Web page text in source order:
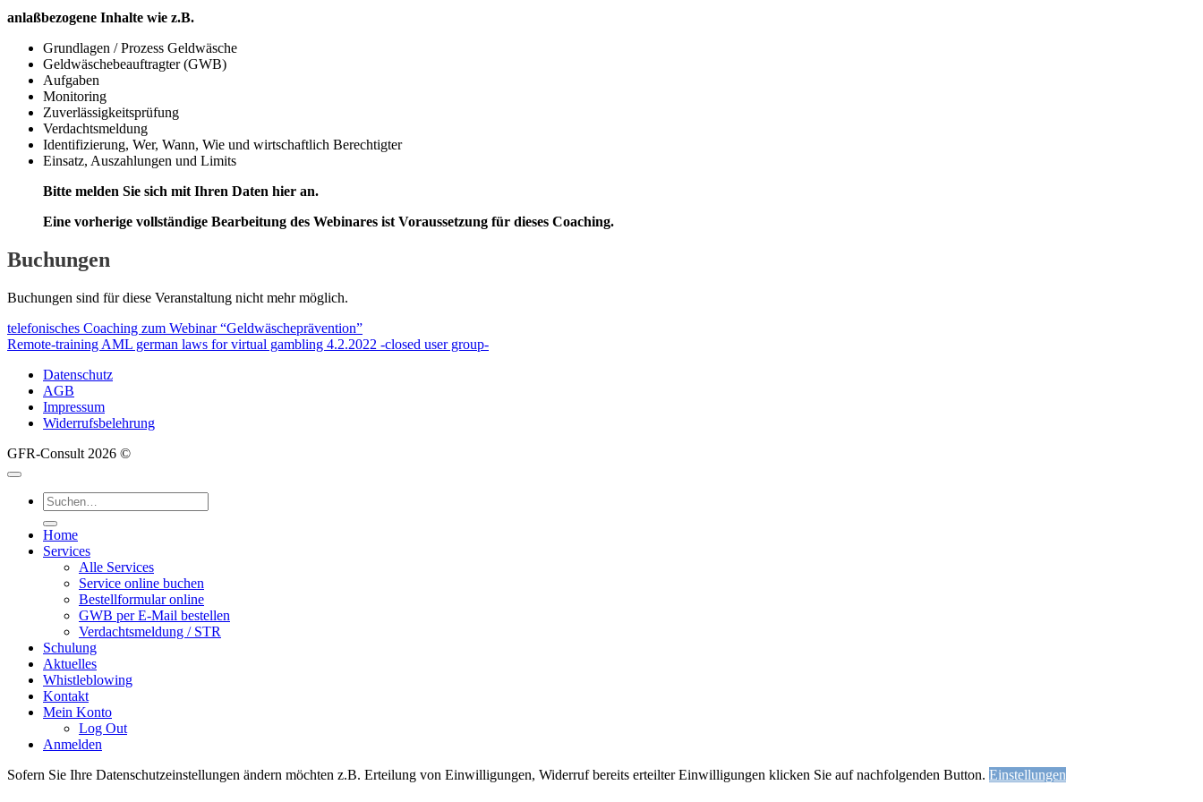
anlaßbezogene Inhalte wie z.B.
Grundlagen / Prozess Geldwäsche
Geldwäschebeauftragter (GWB)
Aufgaben
Monitoring
Zuverlässigkeitsprüfung
Verdachtsmeldung
Identifizierung, Wer, Wann, Wie und wirtschaftlich Berechtigter
Einsatz, Auszahlungen und Limits
Bitte melden Sie sich mit Ihren Daten hier an.
Eine vorherige vollständige Bearbeitung des Webinares ist Voraussetzung für dieses Coaching.
Buchungen
Buchungen sind für diese Veranstaltung nicht mehr möglich.
telefonisches Coaching zum Webinar “Geldwäscheprävention”
Remote-training AML german laws for virtual gambling 4.2.2022 -closed user group-
Datenschutz
AGB
Impressum
Widerrufsbelehrung
GFR-Consult 2026 ©
Suche
nach:
Home
Services
Alle Services
Service online buchen
Bestellformular online
GWB per E-Mail bestellen
Verdachtsmeldung / STR
Schulung
Aktuelles
Whistleblowing
Kontakt
Mein Konto
Log Out
Anmelden
Sofern Sie Ihre Datenschutzeinstellungen ändern möchten z.B. Erteilung von Einwilligungen, Widerruf bereits erteilter Einwilligungen klicken Sie auf nachfolgenden Button. Einstellungen